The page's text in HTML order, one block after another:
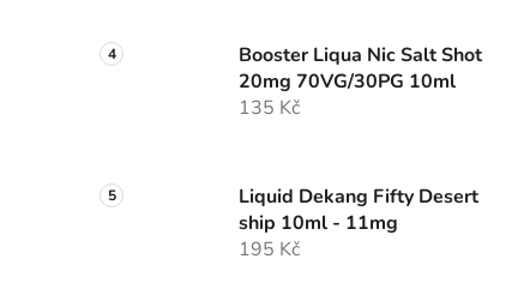
Booster Liqua Nic Salt Shot
20mg 70VG/30PG 10ml
135 Kč
Liquid Dekang Fifty Desert
ship 10ml - 11mg
195 Kč